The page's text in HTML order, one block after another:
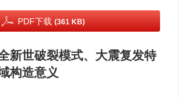
PDF下载 (361 KB)
新世破裂模式、大震复发特
构造意义